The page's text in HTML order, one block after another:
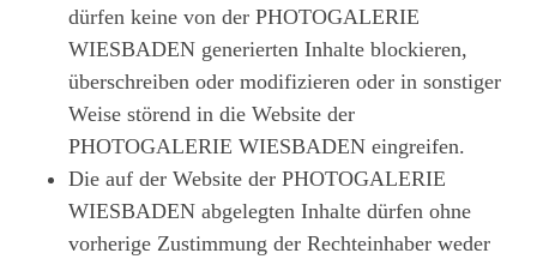
dürfen keine von der PHOTOGALERIE
WIESBADEN generierten Inhalte blockieren,
überschreiben oder modifizieren oder in sonstiger
Weise störend in die Website der
PHOTOGALERIE WIESBADEN eingreifen.
Die auf der Website der PHOTOGALERIE
WIESBADEN abgelegten Inhalte dürfen ohne
vorherige Zustimmung der Rechteinhaber weder